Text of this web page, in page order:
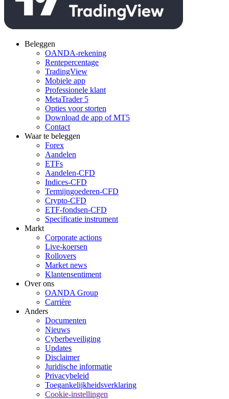
Beleggen
OANDA-rekening
Rentepercentage
TradingView
Mobiele app
Professionele klant
MetaTrader 5
Opties voor storten
Download de app of MT5
Contact
Waar te beleggen
Forex
Aandelen
ETFs
Aandelen-CFD
Indices-CFD
Termijngoederen-CFD
Crypto-CFD
ETF-fondsen-CFD
Specificatie instrument
Markt
Corporate actions
Live-koersen
Rollovers
Market news
Klantensentiment
Over ons
OANDA Group
Carrière
Anders
Documenten
Nieuws
Cyberbeveiliging
Updates
Disclaimer
Juridische informatie
Privacybeleid
Toegankelijkheidsverklaring
Cookie-instellingen